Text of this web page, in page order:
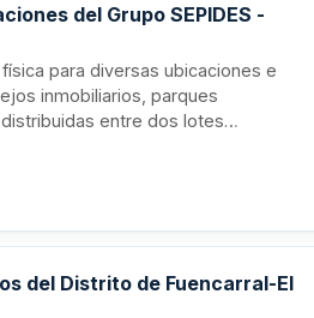
del Grupo SEPIDES -
para diversas ubicaciones e
inmobiliarios, parques
entre dos lotes
e instalaciones. La empresa
de Empresas de Seguridad
del Distrito de Fuencarral-El